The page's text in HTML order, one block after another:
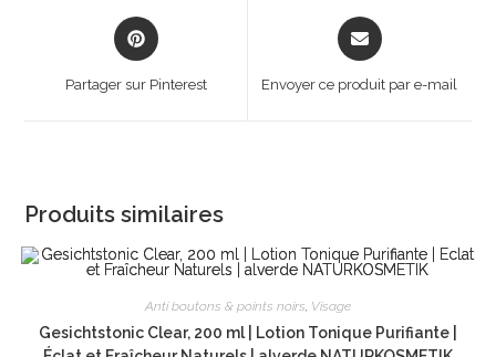
Opens
in
Partager sur Pinterest
Opens
in
new
Envoyer ce produit par e-mail
Produits similaires
Anti boutons & points noirs, Visage
Gesichtstonic Clear, 200 ml | Lotion Tonique Purifiante |